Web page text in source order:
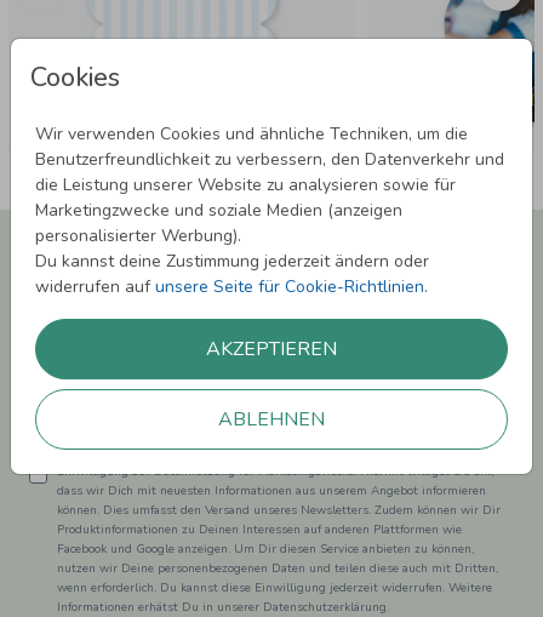
Cookies
Wir verwenden Cookies und ähnliche Techniken, um die
Benutzerfreundlichkeit zu verbessern, den Datenverkehr und
die Leistung unserer Website zu analysieren sowie für
Marketingzwecke und soziale Medien (anzeigen
personalisierter Werbung).
Du kannst deine Zustimmung jederzeit ändern oder
widerrufen aufunsere Seite für Cookie-Richtlinien.
AKZEPTIEREN
ABLEHNEN
Newsletter abonnieren und 5,00 € Rabatt**
sichern!
Laufenden.
Einwilligung zur Datennutzung für Marketingzwecke: Hiermit willigst Du ein,
dass wir Dich mit neuesten Informationen aus unserem Angebot informieren
können. Dies umfasst den Versand unseres Newsletters. Zudem können wir Dir
Produktinformationen zu Deinen Interessen auf anderen Plattformen wie
Facebook und Google anzeigen. Um Dir diesen Service anbieten zu können,
nutzen wir Deine personenbezogenen Daten und teilen diese auch mit Dritten,
wenn erforderlich. Du kannst diese Einwilligung jederzeit widerrufen. Weitere
Informationen erhätst Du in unserer Datenschutzerklärung.